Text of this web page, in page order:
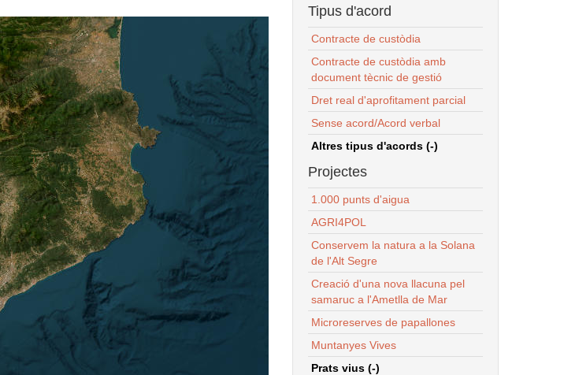
Tipus d'acord
Contracte de custòdia
Contracte de custòdia amb
document tècnic de gestió
Dret real d'aprofitament parcial
Sense acord/Acord verbal
Altres tipus d'acords (-)
Projectes
1.000 punts d'aigua
AGRI4POL
Conservem la natura a la Solana
de l'Alt Segre
Creació d'una nova llacuna pel
samaruc a l'Ametlla de Mar
Microreserves de papallones
Muntanyes Vives
Prats vius (-)